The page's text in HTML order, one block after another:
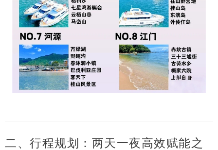
二、行程规划：两天一夜高效赋能之